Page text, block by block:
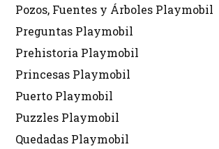
Pozos, Fuentes y Árboles Playmobil
Preguntas Playmobil
Prehistoria Playmobil
Princesas Playmobil
Puerto Playmobil
Puzzles Playmobil
Quedadas Playmobil